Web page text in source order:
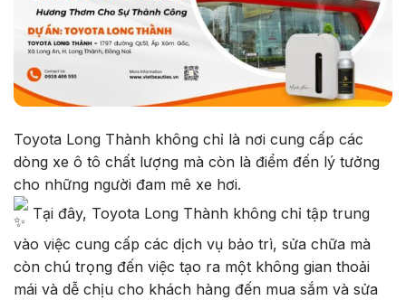
Toyota Long Thành không chỉ là nơi cung cấp các
dòng xe ô tô chất lượng mà còn là điểm đến lý tưởng
cho những người đam mê xe hơi.
Tại đây, Toyota Long Thành không chỉ tập trung
vào việc cung cấp các dịch vụ bảo trì, sửa chữa mà
còn chú trọng đến việc tạo ra một không gian thoải
mái và dễ chịu cho khách hàng đến mua sắm và sửa